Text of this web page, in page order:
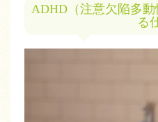
ADHD（注意欠陥多
る